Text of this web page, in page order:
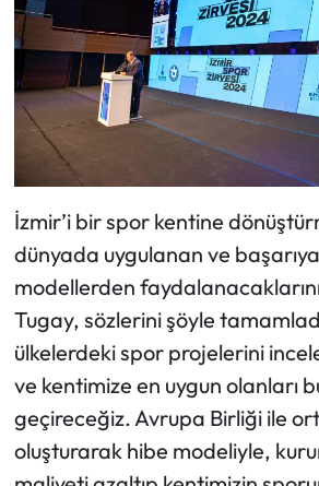
İzmir’i bir spor kentine
dünyada uygulanan ve
modellerden
Tugay, sözlerini şöyle
ülkelerdeki spor projelerini
ve kentimize en uygun olanları
geçireceğiz. Avrupa Birliği ile
oluşturarak hibe modeliyle,